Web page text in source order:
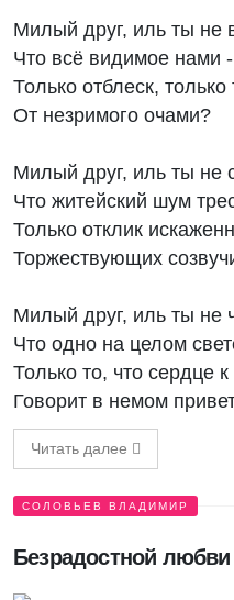
Милый друг, иль ты не
Что всё видимое нами -
Только отблеск, только
От незримого очами?
Милый друг, иль ты не
Что житейский шум
Только отклик
Торжествующих
Милый друг, иль ты не
Что одно на целом
Только то, что сердце
Говорит в немом
Читать далее
СОЛОВЬЕВ ВЛАДИМИР
Безрадостной любви